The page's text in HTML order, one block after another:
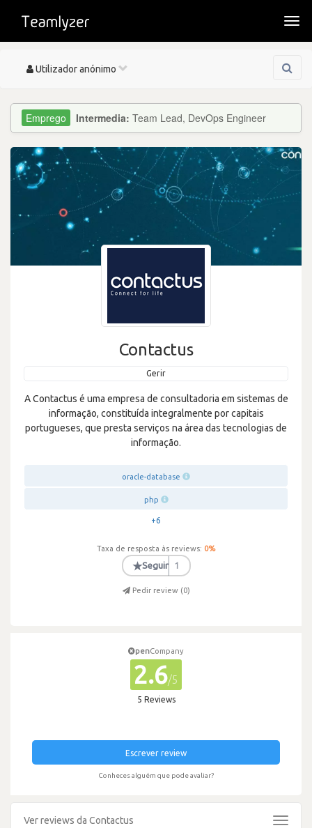
Toggle
Utilizador anónimo
Intermedia: Team Lead, DevOps Engineer
Contactus
Gerir
A Contactus é uma empresa de consultadoria em sistemas de
informação, constituída integralmente por capitais
portugueses, que presta serviços na área das tecnologias de
informação.
oracle-database
php
+6
Taxa de resposta às reviews: 0%
★Seguir 1
Pedir review (0)
penCompany
2.6/5
5 Reviews
Escrever review
Conheces alguém que pode avaliar?
Ver reviews da Contactus
Toggle